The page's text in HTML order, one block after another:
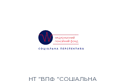
НТ "ВПФ "СОЦІАЛЬНА